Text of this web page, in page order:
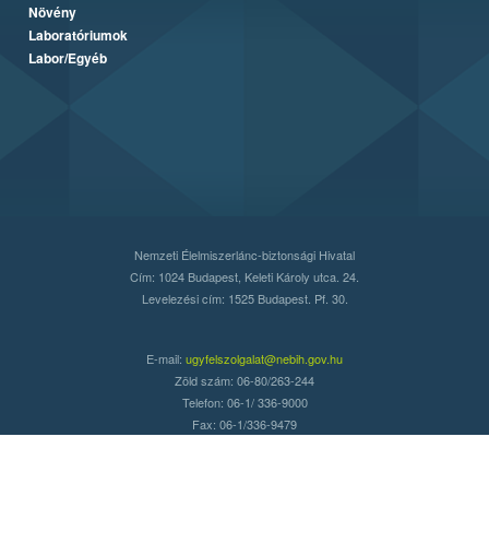
Növény
Laboratóriumok
Labor/Egyéb
Nemzeti Élelmiszerlánc-biztonsági Hivatal
Cím: 1024 Budapest, Keleti Károly utca. 24.
Levelezési cím: 1525 Budapest. Pf. 30.
E-mail: ugyfelszolgalat@nebih.gov.hu
Zöld szám: 06-80/263-244
Telefon: 06-1/ 336-9000
Fax: 06-1/336-9479